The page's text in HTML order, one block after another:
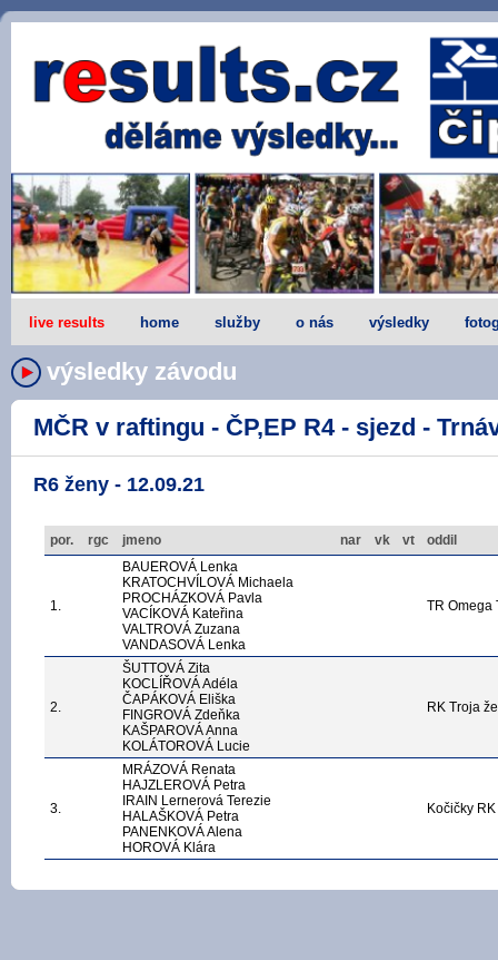
live results home služby o nás výsledky
výsledky závodu
MČR v raftingu - ČP,EP R4 - sjezd -
R6 ženy - 12.09.21
por. rgc jmeno nar vk vt oddil
1.
BAUEROVÁ Lenka
KRATOCHVÍLOVÁ Michaela
PROCHÁZKOVÁ Pavla
VACÍKOVÁ Kateřina
VALTROVÁ Zuzana
VANDASOVÁ Lenka
TR Omega
2.
ŠUTTOVÁ Zita
KOCLÍŘOVÁ Adéla
ČAPÁKOVÁ Eliška
FINGROVÁ Zdeňka
KAŠPAROVÁ Anna
KOLÁTOROVÁ Lucie
RK Troja
3.
MRÁZOVÁ Renata
HAJZLEROVÁ Petra
IRAIN Lernerová Terezie
HALAŠKOVÁ Petra
PANENKOVÁ Alena
HOROVÁ Klára
Kočičky